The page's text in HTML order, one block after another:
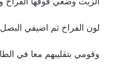
لون الفراخ ثم اضيفي البصل
وقومي بتقليبهم معا في